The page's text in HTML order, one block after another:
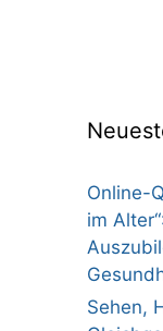
Online-
im
Sehen,